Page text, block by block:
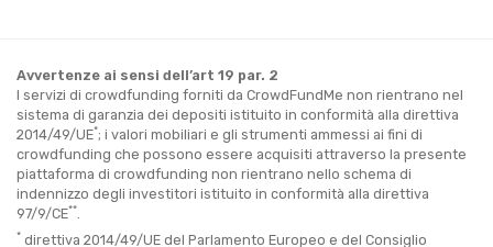
Avvertenze ai sensi dell’art 19 par. 2
I servizi di crowdfunding forniti da CrowdFundMe non rientrano nel
sistema di garanzia dei depositi istituito in conformità alla direttiva
2014/49/UE*; i valori mobiliari e gli strumenti ammessi ai fini di
crowdfunding che possono essere acquisiti attraverso la presente
piattaforma di crowdfunding non rientrano nello schema di
indennizzo degli investitori istituito in conformità alla direttiva
97/9/CE**
* direttiva 2014/49/UE del Parlamento Europeo e del Consiglio